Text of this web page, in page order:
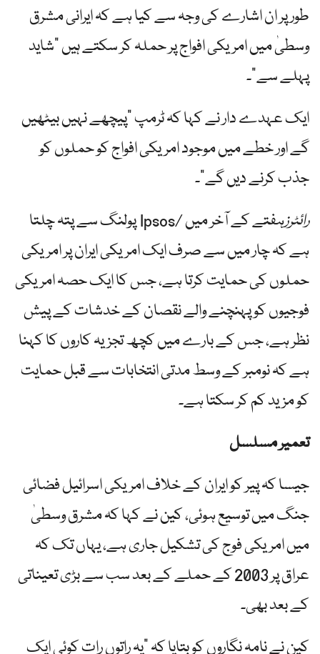
طور پر ان اشارے کی وجہ سے کیا ہے کہ ایرانی مشرق
وسطیٰ میں امریکی افواج پر حملہ کر سکتے ہیں "شاید
پہلے سے”۔
ایک عہدے دار نے کہا کہ ٹرمپ "پیچھے نہیں بیٹھیں
گے اور خطے میں موجود امریکی افواج کو حملوں کو
جذب کرنے دیں گے”۔
رائٹرز
ہفتے کے آخر میں /Ipsos پولنگ سے پتہ چلتا
ہے کہ چار میں سے صرف ایک امریکی ایران پر امریکی
حملوں کی حمایت کرتا ہے، جس کا ایک حصہ امریکی
فوجیوں کو پہنچنے والے نقصان کے خدشات کے پیش
نظر ہے، جس کے بارے میں کچھ تجزیہ کاروں کا کہنا
ہے کہ نومبر کے وسط مدتی انتخابات سے قبل حمایت
کو مزید کم کر سکتا ہے۔
تعمیر مسلسل
جیسا کہ پیر کو ایران کے خلاف امریکی اسرائیل فضائی
جنگ میں توسیع ہوئی، کین نے کہا کہ مشرق وسطیٰ
میں امریکی فوج کی تشکیل جاری ہے، یہاں تک کہ
عراق پر 2003 کے حملے کے بعد سب سے بڑی تعیناتی
کے بعد بھی۔
کین نے نامہ نگاروں کو بتایا کہ "یہ راتوں رات کوئی ایک